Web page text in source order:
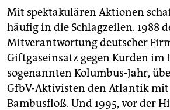
Mit spektakulären Aktionen
häufig in die Schlagzeilen. 1988
Mitverantwortung deutscher
Giftgaseinsatz gegen Kurden im
sogenannten Kolumbus-Jahr,
GfbV-Aktivisten den Atlantik
Bambusfloß. Und 1995, vor der